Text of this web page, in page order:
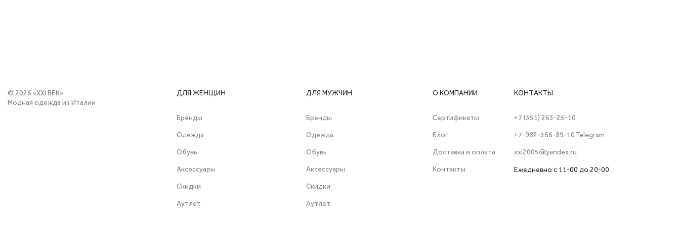
© 2026 «XXI ВЕК»
Модная одежда из Италии
ДЛЯ ЖЕНЩИН
Бренды
Одежда
Обувь
Аксессуары
Скидки
Аутлет
ДЛЯ МУЖЧИН
Бренды
Одежда
Обувь
Аксессуары
Скидки
Аутлет
О КОМПАНИИ
Сертификаты
Блог
Доставка и оплата
Контакты
КОНТАКТЫ
+7 (351) 263-25-10
+7-982-366-89-10Telegram
xxi2005@yandex.ru
Ежедневно с 11-00 до 20-00